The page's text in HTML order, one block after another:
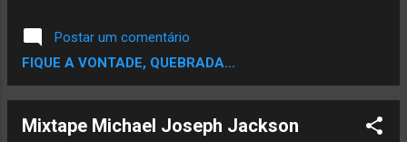
Postar um comentário
FIQUE A VONTADE, QUEBRADA...
Mixtape Michael Joseph Jackson